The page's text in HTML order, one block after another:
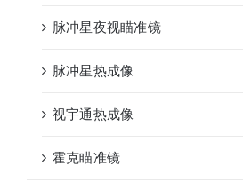
脉冲星夜视瞄准镜
脉冲星热成像
视宇通热成像
霍克瞄准镜